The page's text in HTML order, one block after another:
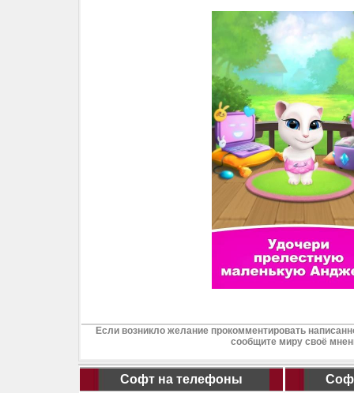
Если возникло желание прокомментировать
сообщите миру своё
Софт на телефоны